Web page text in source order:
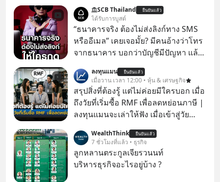
SCB Thailand ยืนยันแล้ว
ได้รับการบูสต์
“ธนาคารจริง ต้องไม่ส่งลิงก์ทาง SMS
หรืออีเมล” เคยเจอมั้ย? มีคนอ้างว่าโทร
จากธนาคาร บอกว่าบัญชีมีปัญหา แล้ว
ทันที มาฟัง “ป้าเก๋าเล่ากลโกง” เพื่อรู้ทัน
มุกหลอกลวงในคราบความน่าเชื่อถือ
กันค่ะ #แก้เกมกลโกง #ป้าเก๋าเล่ากล
โกง #LivesSustainably #อยู่อย่าง
ยั่งยืน #CyberSecurity #ป้าเก๋า
#FraudEducation #FinancialLiteracy
#DigitalBankWithHumanTouch
ลงทุนแมน ยืนยันแล้ว
เมื่อวาน เวลา 12:00 • หุ้น & เศรษฐกิจ
สรุปสิ่งที่ต้องรู้ แต่ไม่ค่อยมีใครบอก เมื่อ
ถึงวัยที่เริ่มซื้อ RMF เพื่อลดหย่อนภาษี |
ลงทุนแมนจะเล่าให้ฟัง เมื่อเข้าสู่วัย
ภาษี หลายคนมักได้รับคำแนะนำให้
ลงทุนใน RMF เพราะนอกจากจะช่วยลด
หย่อนภาษีได้แล้ว ยังเป็นโอกาสในการ
สร้างความมั่งคั่งระยะยาว แต่น้อยคน
WealthThink ยืนยันแล้ว
7 ชั่วโมงที่แล้ว • ธุรกิจ
ลูกหลานตระกูลเจียรวนนท์
บริหารธุรกิจอะไรอยู่บ้าง ?